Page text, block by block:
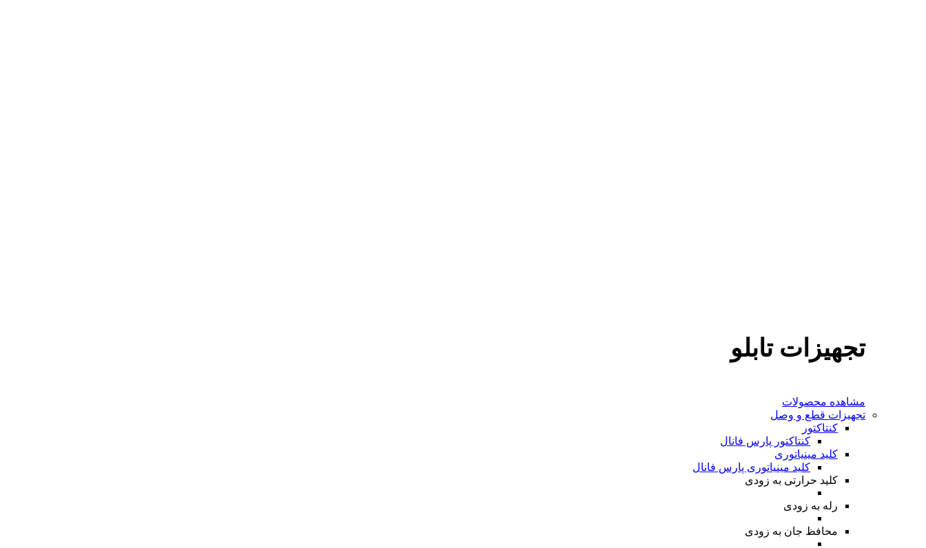
تجهیزات تابلو
مشاهده محصولات
تجهیزات قطع و وصل
کنتاکتور
کنتاکتور پارس فانال
کلید مینیاتوری
کلید مینیاتوری پارس فانال
کلید حرارتی به زودی
رله به زودی
محافظ جان به زودی